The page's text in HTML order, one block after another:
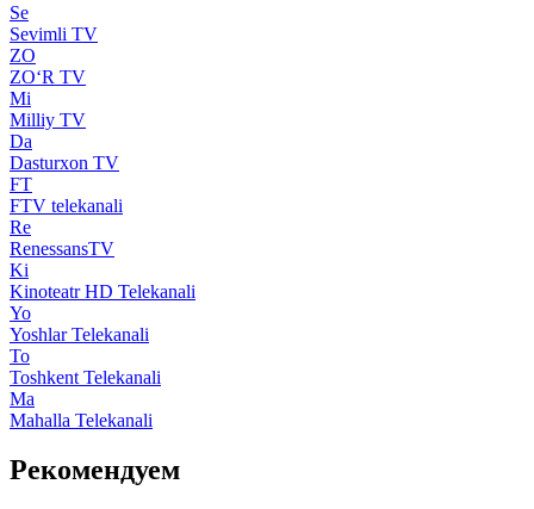
Se
Sevimli TV
ZO
ZO‘R TV
Mi
Milliy TV
Da
Dasturxon TV
FT
FTV telekanali
Re
RenessansTV
Ki
Kinoteatr HD Telekanali
Yo
Yoshlar Telekanali
To
Toshkent Telekanali
Ma
Mahalla Telekanali
Рекомендуем